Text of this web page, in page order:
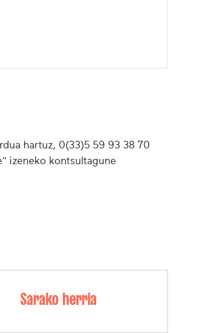
hartuz, 0(33)5 59 93 38 70
izeneko kontsultagune
Sarako herria